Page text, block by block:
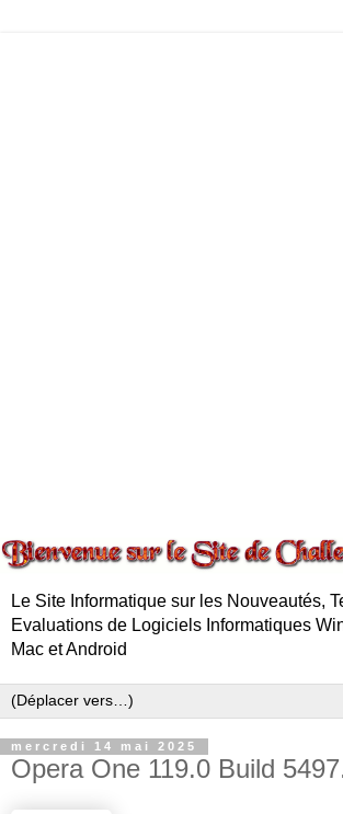
Le Site Informatique sur les Nouveautés,
Evaluations de Logiciels Informatiques
Mac et Android
mercredi 14 mai 2025
Opera One 119.0 Build